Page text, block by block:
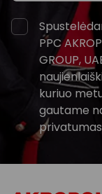
PPC
GROUP,
kuriuo
gautame